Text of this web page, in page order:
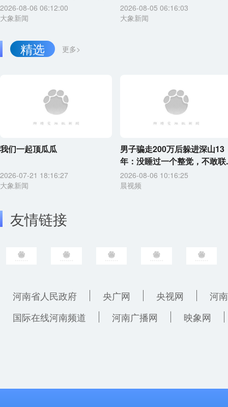
2026-08-06 06:12:00
大象新闻
2026-08-05 06:16:03
大象新闻
更多>
精选
我们一起顶瓜瓜
2026-07-21 18:16:27
大象新闻
男子骗走200万后躲进深山13
年：没睡过一个整觉，不敢联
2026-08-06 10:16:25
晨视频
友情链接
河南省人民政府 央广网 央视网
河
国际在线河南频道
河南广播网 映象网